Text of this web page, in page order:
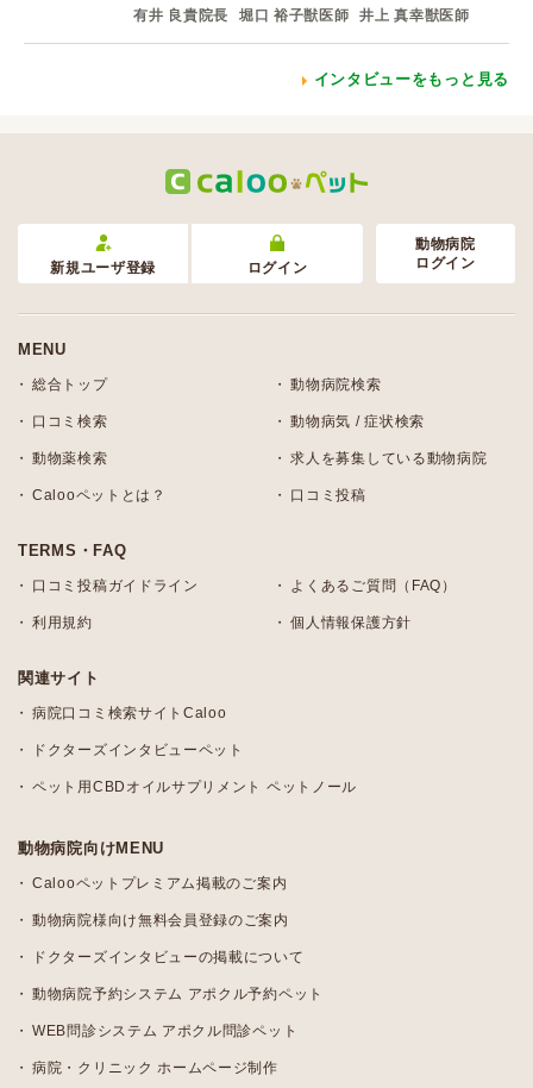
有井 良貴院長
堀口 裕子獣医師 井上 真幸獣医師
インタビューをもっと見る
新規ユーザ登録 ログイン
動物病院
ログイン
MENU
総合トップ 動物病院検索
口コミ検索 動物病気 / 症状検索
動物薬検索 求人を募集している動物病院
Calooペットとは？ 口コミ投稿
TERMS・FAQ
口コミ投稿ガイドライン よくあるご質問（FAQ）
利用規約 個人情報保護方針
関連サイト
病院口コミ検索サイトCaloo
ドクターズインタビューペット
ペット用CBDオイルサプリメント ペットノール
動物病院向けMENU
Calooペットプレミアム掲載のご案内
動物病院様向け無料会員登録のご案内
ドクターズインタビューの掲載について
動物病院予約システム アポクル予約ペット
WEB問診システム アポクル問診ペット
病院・クリニック ホームページ制作